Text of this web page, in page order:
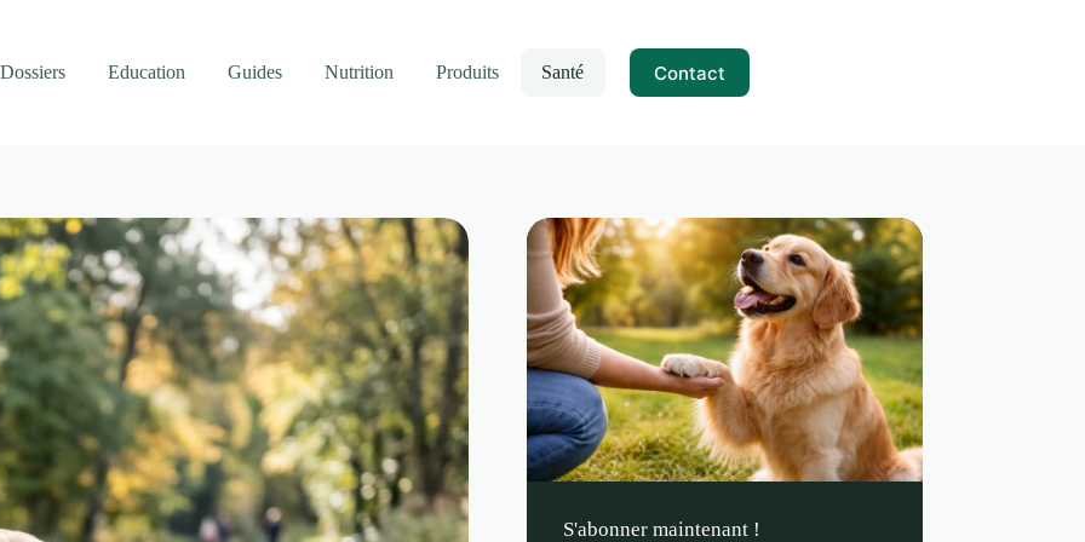
Dossiers Education Guides Nutrition Produits Santé Contact
S'abonner maintenant !